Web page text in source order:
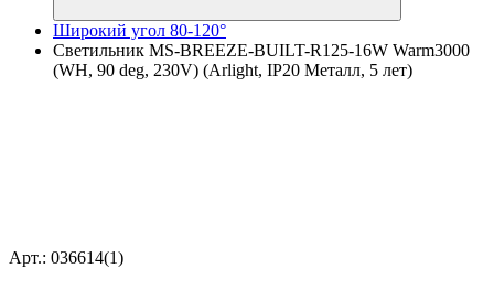
Широкий угол 80-120°
Светильник MS-BREEZE-BUILT-R125-16W Warm3000
(WH, 90 deg, 230V) (Arlight, IP20 Металл, 5 лет)
Арт.: 036614(1)